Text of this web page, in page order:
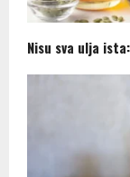
Nisu sva ulja